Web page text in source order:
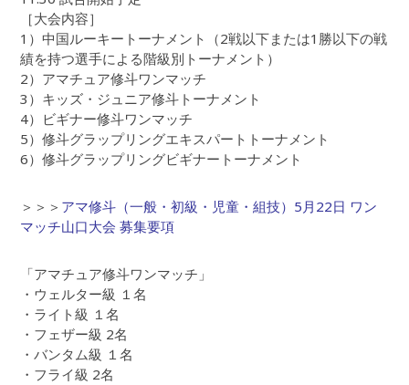
［大会内容］
1）中国ルーキートーナメント（2戦以下または1勝以下の戦
績を持つ選手による階級別トーナメント）
2）アマチュア修斗ワンマッチ
3）キッズ・ジュニア修斗トーナメント
4）ビギナー修斗ワンマッチ
5）修斗グラップリングエキスパートトーナメント
6）修斗グラップリングビギナートーナメント
＞＞＞ アマ修斗（一般・初級・児童・組技）5月22日 ワン
マッチ山口大会 募集要項
「アマチュア修斗ワンマッチ」
・ウェルター級 １名
・ライト級 １名
・フェザー級 2名
・バンタム級 １名
・フライ級 2名